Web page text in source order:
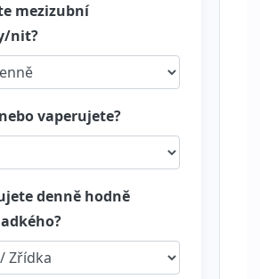
mezizubní
nit?
vaperujete?
denně hodně